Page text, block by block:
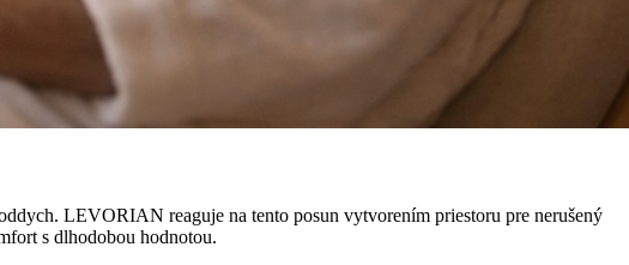
LEVORIAN reaguje na tento posun vytvorením priestoru pre nerušený
s dlhodobou hodnotou.